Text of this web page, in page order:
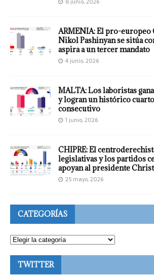
ARMENIA: El pro-
Nikol Pashinyan se sitúa
aspira a un tercer mandato
4 junio, 2026
MALTA: Los laboristas
y logran un histórico
consecutivo
1 junio, 2026
CHIPRE: El
legislativas y los partidos
apoyan al presidente
25 mayo, 2026
CATEGORÍAS
TWITTER